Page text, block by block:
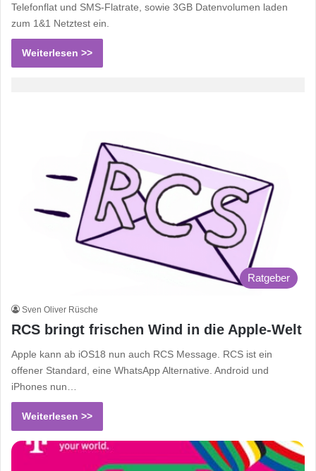
Telefonflat und SMS-Flatrate, sowie 3GB Datenvolumen laden
zum 1&1 Netztest ein.
Weiterlesen >>
Ratgeber
Sven Oliver Rüsche
RCS bringt frischen Wind in die Apple-Welt
Apple kann ab iOS18 nun auch RCS Message. RCS ist ein
offener Standard, eine WhatsApp Alternative. Android und
iPhones nun…
Weiterlesen >>